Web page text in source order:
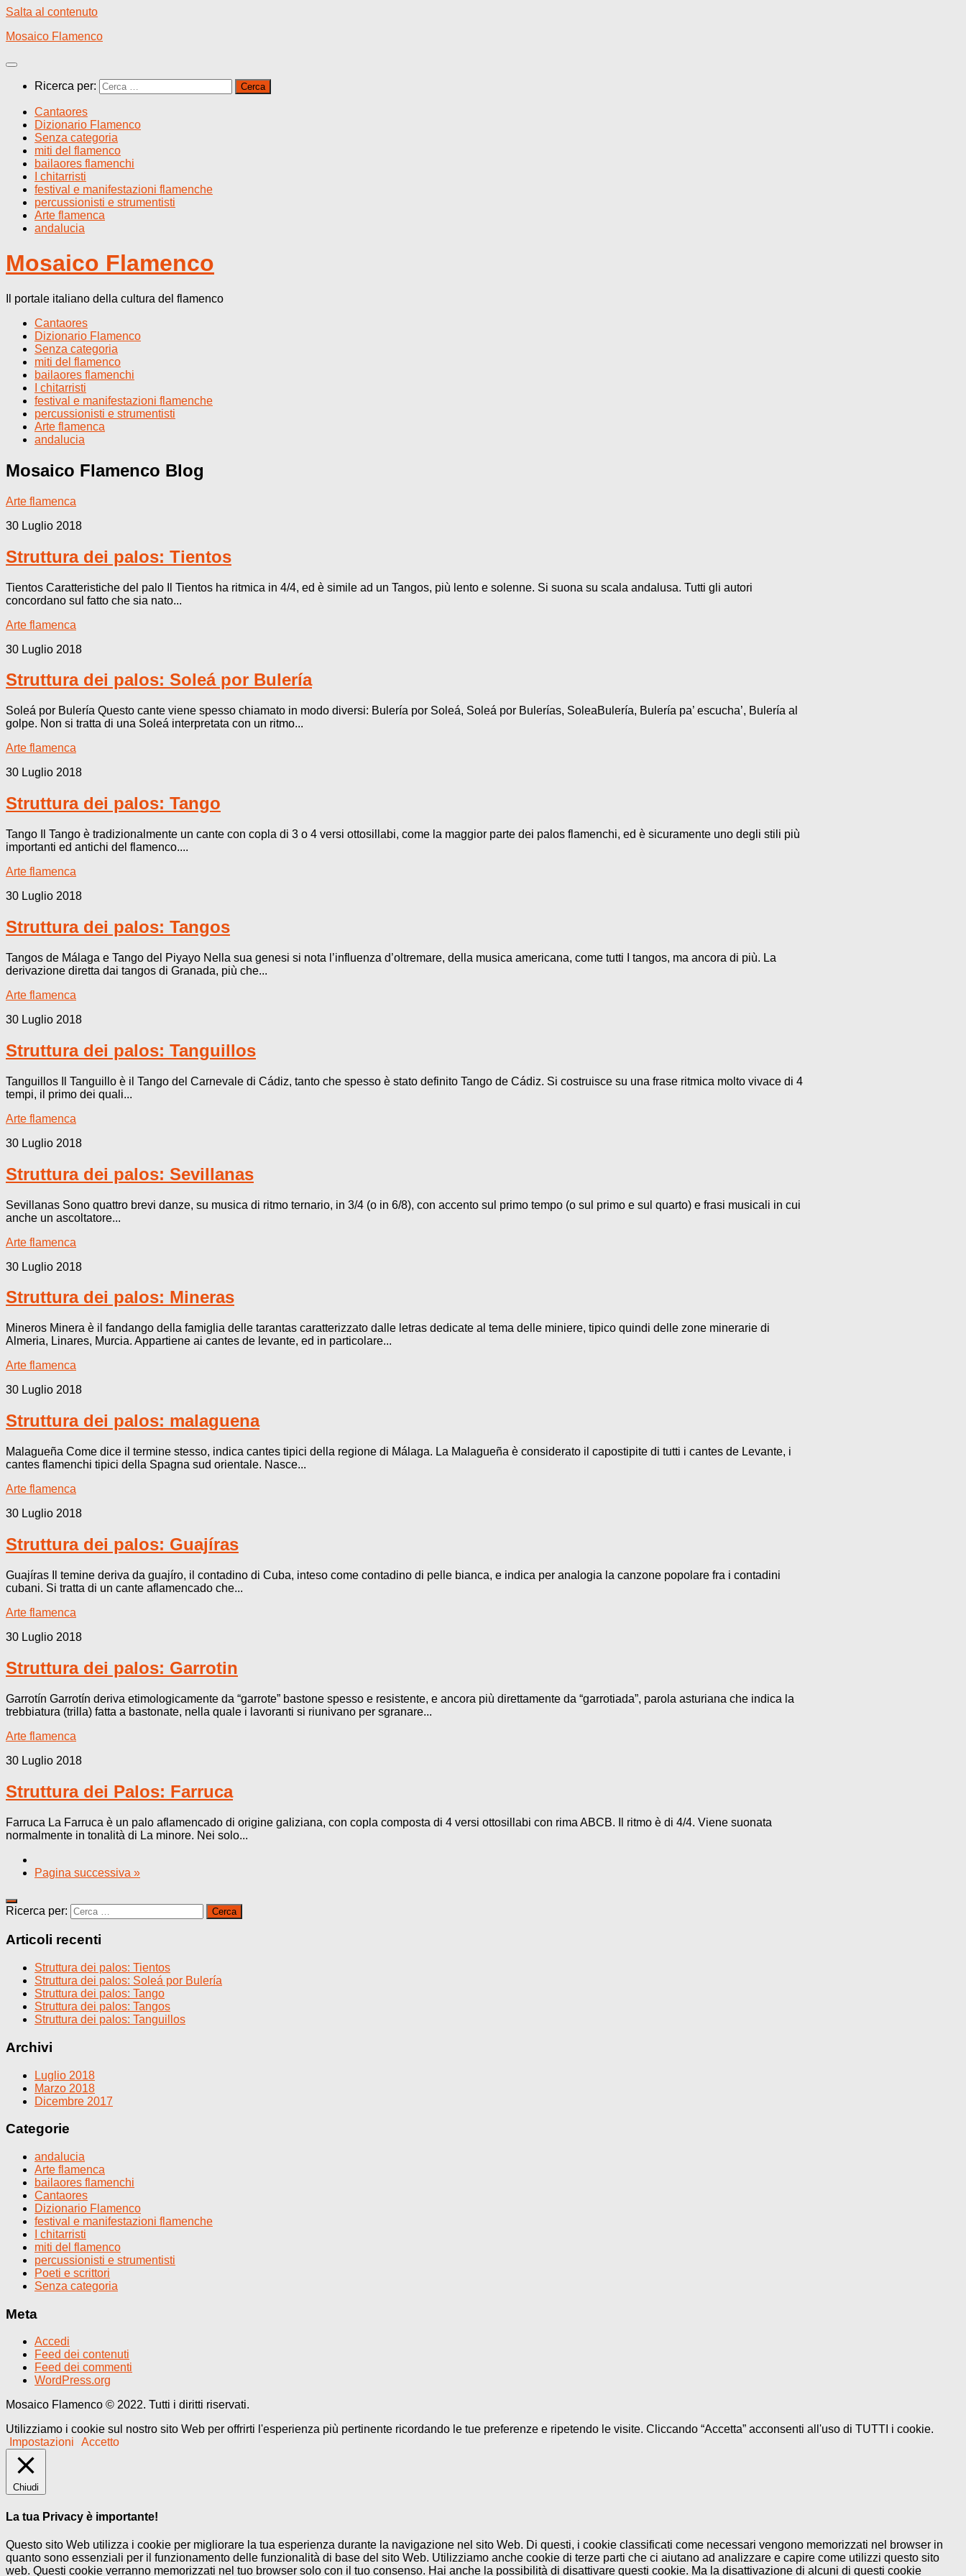
Salta al contenuto
Mosaico Flamenco
Ricerca per:
Cantaores
Dizionario Flamenco
Senza categoria
miti del flamenco
bailaores flamenchi
I chitarristi
festival e manifestazioni flamenche
percussionisti e strumentisti
Arte flamenca
andalucia
Mosaico Flamenco
Il portale italiano della cultura del flamenco
Cantaores
Dizionario Flamenco
Senza categoria
miti del flamenco
bailaores flamenchi
I chitarristi
festival e manifestazioni flamenche
percussionisti e strumentisti
Arte flamenca
andalucia
Mosaico Flamenco Blog
Arte flamenca
30 Luglio 2018
Struttura dei palos: Tientos
Tientos Caratteristiche del palo Il Tientos ha ritmica in 4/4, ed è simile ad un Tangos, più lento e solenne. Si suona su scala andalusa. Tutti gli autori
concordano sul fatto che sia nato...
Arte flamenca
30 Luglio 2018
Struttura dei palos: Soleá por Bulería
Soleá por Bulería Questo cante viene spesso chiamato in modo diversi: Bulería por Soleá, Soleá por Bulerías, SoleaBulería, Bulería pa’ escucha’, Bulería al
golpe. Non si tratta di una Soleá interpretata con un ritmo...
Arte flamenca
30 Luglio 2018
Struttura dei palos: Tango
Tango Il Tango è tradizionalmente un cante con copla di 3 o 4 versi ottosillabi, come la maggior parte dei palos flamenchi, ed è sicuramente uno degli stili più
importanti ed antichi del flamenco....
Arte flamenca
30 Luglio 2018
Struttura dei palos: Tangos
Tangos de Málaga e Tango del Piyayo Nella sua genesi si nota l’influenza d’oltremare, della musica americana, come tutti I tangos, ma ancora di più. La
derivazione diretta dai tangos di Granada, più che...
Arte flamenca
30 Luglio 2018
Struttura dei palos: Tanguillos
Tanguillos Il Tanguillo è il Tango del Carnevale di Cádiz, tanto che spesso è stato definito Tango de Cádiz. Si costruisce su una frase ritmica molto vivace di 4
tempi, il primo dei quali...
Arte flamenca
30 Luglio 2018
Struttura dei palos: Sevillanas
Sevillanas Sono quattro brevi danze, su musica di ritmo ternario, in 3/4 (o in 6/8), con accento sul primo tempo (o sul primo e sul quarto) e frasi musicali in cui
anche un ascoltatore...
Arte flamenca
30 Luglio 2018
Struttura dei palos: Mineras
Mineros Minera è il fandango della famiglia delle tarantas caratterizzato dalle letras dedicate al tema delle miniere, tipico quindi delle zone minerarie di
Almeria, Linares, Murcia. Appartiene ai cantes de levante, ed in particolare...
Arte flamenca
30 Luglio 2018
Struttura dei palos: malaguena
Malagueña Come dice il termine stesso, indica cantes tipici della regione di Málaga. La Malagueña è considerato il capostipite di tutti i cantes de Levante, i
cantes flamenchi tipici della Spagna sud orientale. Nasce...
Arte flamenca
30 Luglio 2018
Struttura dei palos: Guajíras
Guajíras Il temine deriva da guajíro, il contadino di Cuba, inteso come contadino di pelle bianca, e indica per analogia la canzone popolare fra i contadini
cubani. Si tratta di un cante aflamencado che...
Arte flamenca
30 Luglio 2018
Struttura dei palos: Garrotin
Garrotín Garrotín deriva etimologicamente da “garrote” bastone spesso e resistente, e ancora più direttamente da “garrotiada”, parola asturiana che indica la
trebbiatura (trilla) fatta a bastonate, nella quale i lavoranti si riunivano per sgranare...
Arte flamenca
30 Luglio 2018
Struttura dei Palos: Farruca
Farruca La Farruca è un palo aflamencado di origine galiziana, con copla composta di 4 versi ottosillabi con rima ABCB. Il ritmo è di 4/4. Viene suonata
normalmente in tonalità di La minore. Nei solo...
Pagina successiva »
Ricerca per:
Articoli recenti
Struttura dei palos: Tientos
Struttura dei palos: Soleá por Bulería
Struttura dei palos: Tango
Struttura dei palos: Tangos
Struttura dei palos: Tanguillos
Archivi
Luglio 2018
Marzo 2018
Dicembre 2017
Categorie
andalucia
Arte flamenca
bailaores flamenchi
Cantaores
Dizionario Flamenco
festival e manifestazioni flamenche
I chitarristi
miti del flamenco
percussionisti e strumentisti
Poeti e scrittori
Senza categoria
Meta
Accedi
Feed dei contenuti
Feed dei commenti
WordPress.org
Mosaico Flamenco © 2022. Tutti i diritti riservati.
Utilizziamo i cookie sul nostro sito Web per offrirti l'esperienza più pertinente ricordando le tue preferenze e ripetendo le visite. Cliccando “Accetta” acconsenti all'uso di TUTTI i cookie.
Impostazioni
Accetto
Chiudi
La tua Privacy è importante!
Questo sito Web utilizza i cookie per migliorare la tua esperienza durante la navigazione nel sito Web. Di questi, i cookie classificati come necessari vengono memorizzati nel browser in
quanto sono essenziali per il funzionamento delle funzionalità di base del sito Web. Utilizziamo anche cookie di terze parti che ci aiutano ad analizzare e capire come utilizzi questo sito
web. Questi cookie verranno memorizzati nel tuo browser solo con il tuo consenso. Hai anche la possibilità di disattivare questi cookie. Ma la disattivazione di alcuni di questi cookie